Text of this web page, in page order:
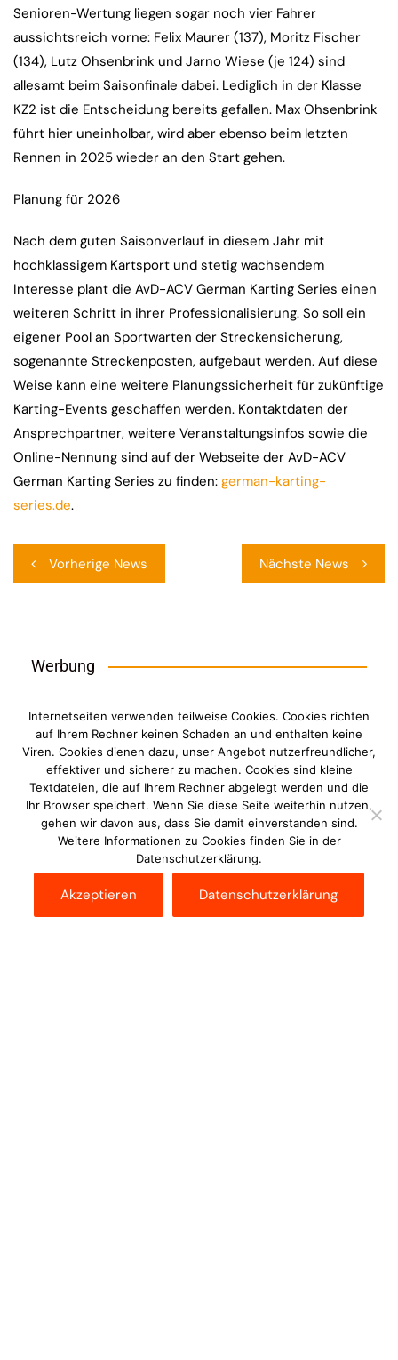
Senioren-Wertung liegen sogar noch vier Fahrer
aussichtsreich vorne: Felix Maurer (137), Moritz Fischer
(134), Lutz Ohsenbrink und Jarno Wiese (je 124) sind
allesamt beim Saisonfinale dabei. Lediglich in der Klasse
KZ2 ist die Entscheidung bereits gefallen. Max Ohsenbrink
führt hier uneinholbar, wird aber ebenso beim letzten
Rennen in 2025 wieder an den Start gehen.
Planung für 2026
Nach dem guten Saisonverlauf in diesem Jahr mit
hochklassigem Kartsport und stetig wachsendem
Interesse plant die AvD-ACV German Karting Series einen
weiteren Schritt in ihrer Professionalisierung. So soll ein
eigener Pool an Sportwarten der Streckensicherung,
sogenannte Streckenposten, aufgebaut werden. Auf diese
Weise kann eine weitere Planungssicherheit für zukünftige
Karting-Events geschaffen werden. Kontaktdaten der
Ansprechpartner, weitere Veranstaltungsinfos sowie die
Online-Nennung sind auf der Webseite der AvD-ACV
German Karting Series zu finden: german-karting-
series.de.
Vorherige News Nächste News
Werbung
Internetseiten verwenden teilweise Cookies. Cookies richten
auf Ihrem Rechner keinen Schaden an und enthalten keine
Viren. Cookies dienen dazu, unser Angebot nutzerfreundlicher,
effektiver und sicherer zu machen. Cookies sind kleine
Textdateien, die auf Ihrem Rechner abgelegt werden und die
Ihr Browser speichert. Wenn Sie diese Seite weiterhin nutzen,
gehen wir davon aus, dass Sie damit einverstanden sind.
Weitere Informationen zu Cookies finden Sie in der
Datenschutzerklärung.
Akzeptieren Datenschutzerklärung